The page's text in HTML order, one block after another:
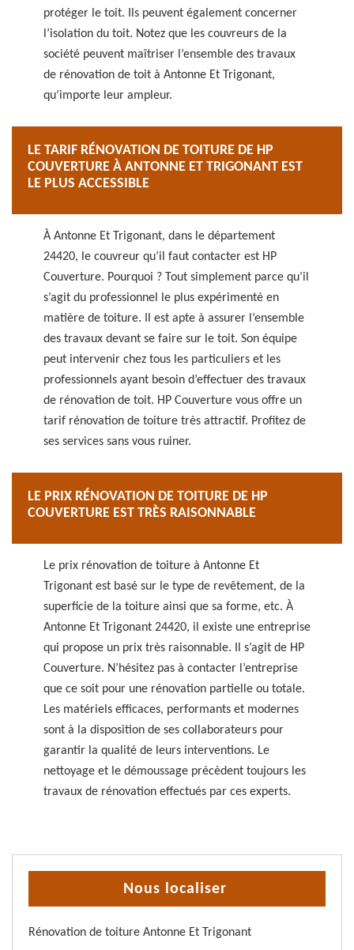
protéger le toit. Ils peuvent également concerner
l’isolation du toit. Notez que les couvreurs de la
société peuvent maîtriser l’ensemble des travaux
de rénovation de toit à Antonne Et Trigonant,
qu’importe leur ampleur.
LE TARIF RÉNOVATION DE TOITURE DE HP
COUVERTURE À ANTONNE ET TRIGONANT EST
LE PLUS ACCESSIBLE
À Antonne Et Trigonant, dans le département
24420, le couvreur qu’il faut contacter est HP
Couverture. Pourquoi ? Tout simplement parce qu’il
s’agit du professionnel le plus expérimenté en
matière de toiture. Il est apte à assurer l’ensemble
des travaux devant se faire sur le toit. Son équipe
peut intervenir chez tous les particuliers et les
professionnels ayant besoin d’effectuer des travaux
de rénovation de toit. HP Couverture vous offre un
tarif rénovation de toiture très attractif. Profitez de
ses services sans vous ruiner.
LE PRIX RÉNOVATION DE TOITURE DE HP
COUVERTURE EST TRÈS RAISONNABLE
Le prix rénovation de toiture à Antonne Et
Trigonant est basé sur le type de revêtement, de la
superficie de la toiture ainsi que sa forme, etc. À
Antonne Et Trigonant 24420, il existe une entreprise
qui propose un prix très raisonnable. Il s’agit de HP
Couverture. N’hésitez pas à contacter l’entreprise
que ce soit pour une rénovation partielle ou totale.
Les matériels efficaces, performants et modernes
sont à la disposition de ses collaborateurs pour
garantir la qualité de leurs interventions. Le
nettoyage et le démoussage précèdent toujours les
travaux de rénovation effectués par ces experts.
Nous localiser
Rénovation de toiture Antonne Et Trigonant